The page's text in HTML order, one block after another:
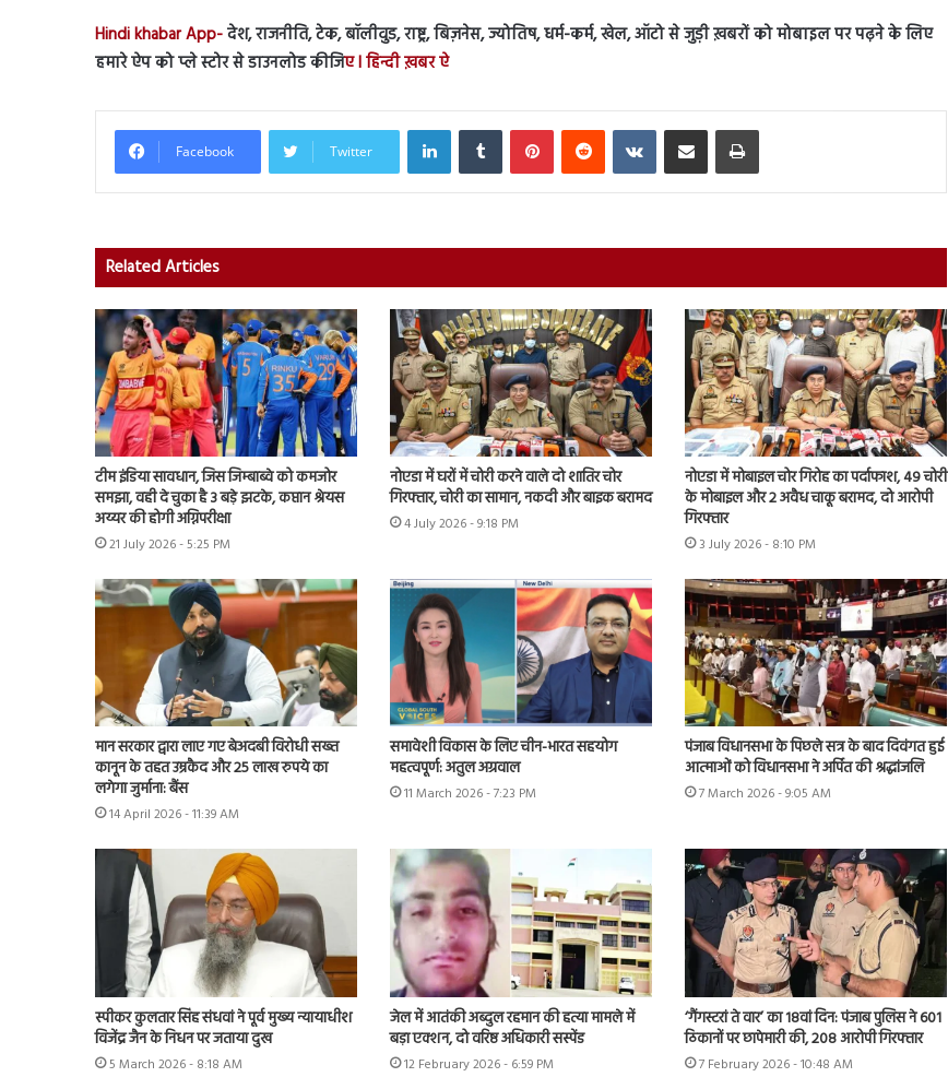
Hindi khabar App-देश, राजनीति, टेक, बॉलीवुड, राष्ट्र, बिज़नेस, ज्योतिष, धर्म-कर्म, खेल, ऑटो से जुड़ी ख़बरों को मोबाइल पर पढ़ने के लिए
हमारे ऐप को प्ले स्टोर से डाउनलोड कीजिए l हिन्दी ख़बर ऐ
Facebook Twitter
LinkedInTumblr PinterestReddit VKontakteShare via Email Print
Related Articles
टीम इंडिया सावधान, जिस जिम्बाब्वे को कमजोर
समझा, वही दे चुका है 3 बड़े झटके, कप्तान श्रेयस
अय्यर की होगी अग्निपरीक्षा
21 July 2026 - 5:25 PM
नोएडा में घरों में चोरी करने वाले दो शातिर चोर
गिरफ्तार, चोरी का सामान, नकदी और बाइक बरामद
4 July 2026 - 9:18 PM
नोएडा में मोबाइल चोर गिरोह का पर्दाफाश, 49 चोरी
के मोबाइल और 2 अवैध चाकू बरामद, दो आरोपी
गिरफ्तार
3 July 2026 - 8:10 PM
मान सरकार द्वारा लाए गए बेअदबी विरोधी सख्त
कानून के तहत उम्रकैद और 25 लाख रुपये का
लगेगा जुर्माना: बैंस
14 April 2026 - 11:39 AM
समावेशी विकास के लिए चीन-भारत सहयोग
महत्वपूर्ण: अतुल अग्रवाल
11 March 2026 - 7:23 PM
पंजाब विधानसभा के पिछले सत्र के बाद दिवंगत हुई
आत्माओं को विधानसभा ने अर्पित की श्रद्धांजलि
7 March 2026 - 9:05 AM
स्पीकर कुलतार सिंह संधवां ने पूर्व मुख्य न्यायाधीश
विजेंद्र जैन के निधन पर जताया दुख
5 March 2026 - 8:18 AM
जेल में आतंकी अब्दुल रहमान की हत्या मामले में
बड़ा एक्शन, दो वरिष्ठ अधिकारी सस्पेंड
12 February 2026 - 6:59 PM
‘गैंगस्टरां ते वार’ का 18वां दिन: पंजाब पुलिस ने 601
ठिकानों पर छापेमारी की, 208 आरोपी गिरफ्तार
7 February 2026 - 10:48 AM